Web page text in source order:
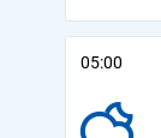
05:00